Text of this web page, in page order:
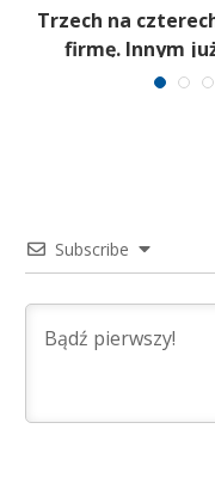
Trzech na
firmę. Innym
Subscribe